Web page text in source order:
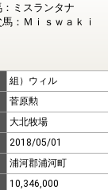
：ミスランタナ
：Ｍｉｓｗａｋｉ
組）ウィル
菅原勲
大北牧場
2018/05/01
浦河郡浦河町
10,346,000